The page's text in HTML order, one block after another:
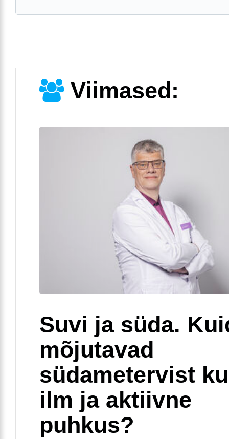
Viimased:
Suvi ja süda.
mõjutavad
südametervist
ilm ja aktiivne
puhkus?